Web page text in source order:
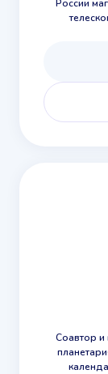
России
Соавтор и